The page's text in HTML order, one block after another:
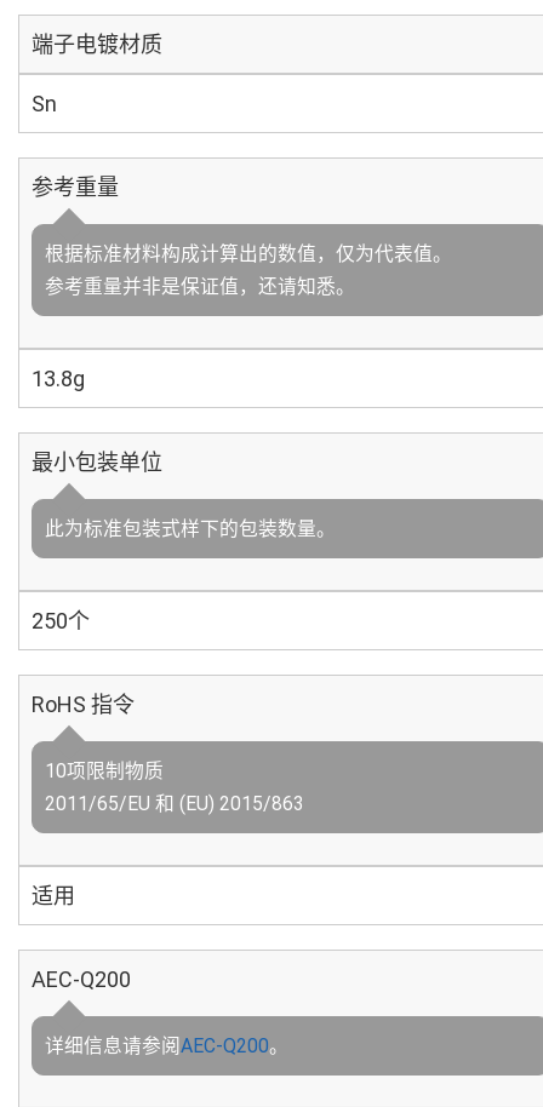
端子电镀材质
Sn
参考重量
根据标准材料构成计算出的数值，仅为代表值。
参考重量并非是保证值，还请知悉。
13.8g
最小包装单位
此为标准包装式样下的包装数量。
250个
RoHS 指令
10项限制物质
2011/65/EU 和 (EU) 2015/863
适用
AEC-Q200
详细信息请参阅AEC-Q200。